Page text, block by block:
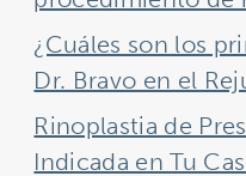
¿Cuáles son los
Dr. Bravo en el
Rinoplastia de
Indicada en Tu